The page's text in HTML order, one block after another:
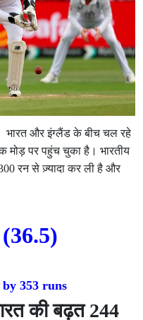
भारत और इंग्लैंड के बीच चल रहे
मोड़ पर पहुंच चुका है। भारतीय
रन से ज़्यादा कर ली है और
353 runs
की बढ़त 244